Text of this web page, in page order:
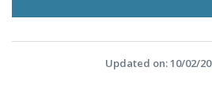
Updated on: 10/02/